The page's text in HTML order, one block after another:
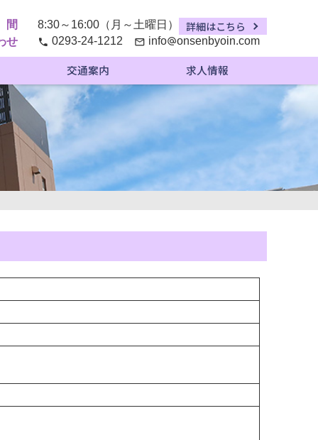
8:30～16:00（月～土曜日） 詳細はこちら
せ phone 0293-24-1212 mail_outline infoalternate_emailonsenbyoin com
交通案内 求人情報